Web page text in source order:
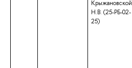
Крыжановской
Н.В. (25-РБ-02-
25)